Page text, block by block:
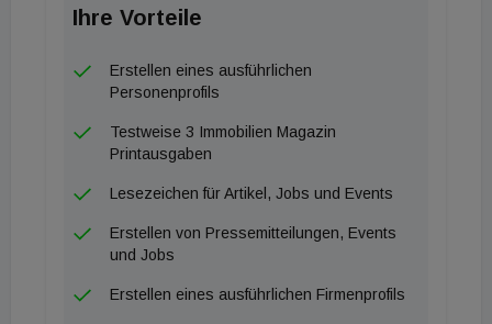
bloße Bestandnehmerwechsel in Folge von § 38
UGB für sich genommen keine Gebühr ausgelöst
hätte, durch die Einbeziehung sowohl des
Erwerbers, des Veräußerers als auch der
Bestandgeber läge allerdings eine
Vertragsübernahme in Form einer
gebührenrechtlich zum Abschluss neuer
Bestandverträgen wiederum sei gebührenpflichtig.
Ihre Vorteile
Erstellen eines ausführlichen
Personenprofils
Testweise 3 Immobilien Magazin
Printausgaben
Lesezeichen für Artikel, Jobs und Events
Erstellen von Pressemitteilungen, Events
und Jobs
Erstellen eines ausführlichen Firmenprofils